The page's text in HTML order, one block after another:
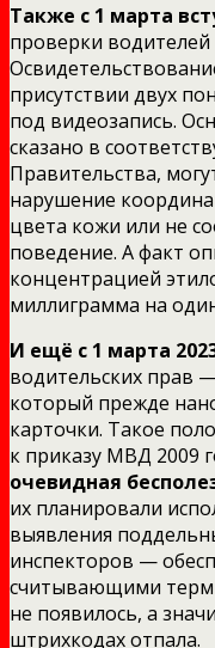
Также с 1 марта
проверки водителей
присутствии двух
под видеозапись.
сказано в
Правительства,
нарушение
цвета кожи или не
поведение. А факт
концентрацией
миллиграмма на
И ещё с 1 марта
водительских прав
который прежде
карточки. Такое
к приказу МВД 2009
очевидная
их планировали
выявления
инспекторов —
считывающими
не появилось, а
штрихкодах отпала.